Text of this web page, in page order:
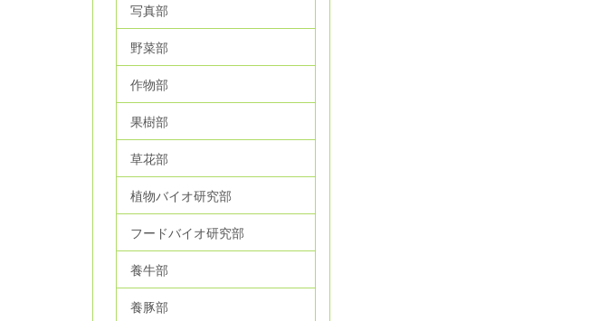
写真部
野菜部
作物部
果樹部
草花部
植物バイオ研究部
フードバイオ研究部
養牛部
養豚部